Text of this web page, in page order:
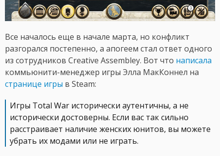
Все началось еще в начале марта, но конфликт
разгорался постепенно, а апогеем стал ответ одного
из сотрудников Creative Assembley. Вот что написала
коммьюнити-менеджер игры Элла МакКоннел на
странице игры в Steam:
Игры Total War исторически аутентичны, а не
исторически достоверны. Если вас так сильно
расстраивает наличие женских юнитов, вы можете
убрать их модами или не играть.